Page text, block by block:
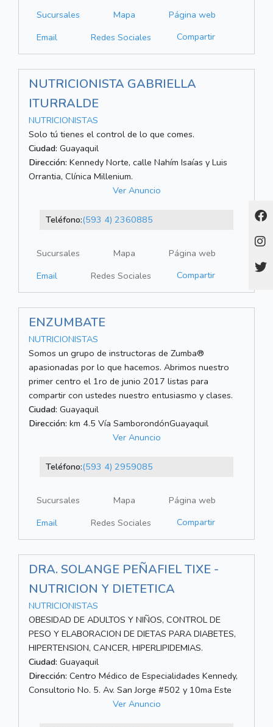
Sucursales Mapa
Página web
Email
Redes Sociales Compartir
NUTRICIONISTA GABRIELLA
ITURRALDE
NUTRICIONISTAS
Solo tú tienes el control de lo que comes.
Ciudad: Guayaquil
Dirección: Kennedy Norte, calle Nahím Isaías y Luis
Orrantia, Clínica Millenium.
Ver Anuncio
Teléfono:(593 4) 2360885
Sucursales Mapa
Página web
Email
Redes Sociales Compartir
ENZUMBATE
NUTRICIONISTAS
Somos un grupo de instructoras de Zumba®
apasionadas por lo que hacemos. Abrimos nuestro
primer centro el 1ro de junio 2017 listas para
compartir con ustedes nuestro entusiasmo y clases.
Ciudad: Guayaquil
Dirección: km 4.5 Vía SamborondónGuayaquil
Ver Anuncio
Teléfono:(593 4) 2959085
Sucursales Mapa
Página web
Email
Redes Sociales Compartir
DRA. SOLANGE PEÑAFIEL TIXE -
NUTRICION Y DIETETICA
NUTRICIONISTAS
OBESIDAD DE ADULTOS Y NIÑOS, CONTROL DE
PESO Y ELABORACION DE DIETAS PARA DIABETES,
HIPERTENSION, CANCER, HIPERLIPIDEMIAS.
Ciudad: Guayaquil
Dirección: Centro Médico de Especialidades Kennedy,
Consultorio No. 5. Av. San Jorge #502 y 10ma Este
Ver Anuncio